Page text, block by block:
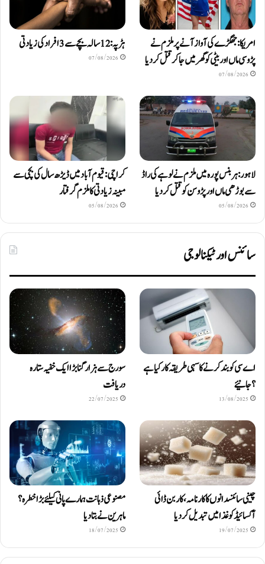
امریکا: جھگڑے کی آواز آنے پر ملزم نے
پڑوسی ماں اور بیٹی کو گھر میں جا کر قتل کر دیا
07/08/2026
ہڑپہ: 12 سالہ بچے سے 3 افراد کی زیادتی
07/08/2026
لاہور: ہربنس پورہ میں ملزم نے لوہے کی راڈ
سے بوڑھی ماں اور پڑوسن کو قتل کر دیا
05/08/2026
کراچی: قیوم آباد میں ڈیڑھ سال کی بچی سے
مبینہ زیادتی کا ملزم گرفتار
05/08/2026
سائنس اور ٹیکنالوجی
اے سی کو بند کرنے کا سہی طریقہ کار کیا ہے
؟ جانیئے
13/08/2025
سورج سے ہزار گنا بڑا ایک خفیہ ستارہ
دریافت
22/07/2025
چینی سائنسدانوں کا کارنامہ، کاربن ڈائی
آکسائیڈ کو غذا میں تبدیل کردیا
19/07/2025
مصنوعی ذہانت ہمارے پانی کیلئے بڑا خطرہ؟
ماہرین نے بتا دیا
18/07/2025